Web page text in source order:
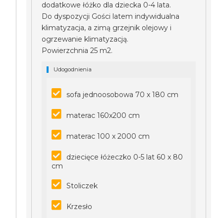
dodatkowe łóżko dla dziecka 0-4 lata.
Do dyspozycji Gości latem indywidualna
klimatyzacja, a zimą grzejnik olejowy i
ogrzewanie klimatyzacją.
Powierzchnia 25 m2.
Udogodnienia
sofa jednoosobowa 70 x 180 cm
materac 160x200 cm
materac 100 x 2000 cm
dziecięce łóżeczko 0-5 lat 60 x 80
cm
Stoliczek
Krzesło